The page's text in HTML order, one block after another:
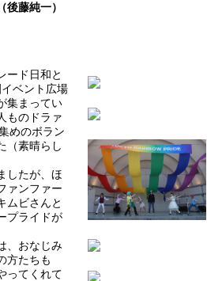
藤純一）
ード日和と
ベント広場
集まってい
ものドラァ
めのボラン
（素晴らし
したが、ほ
ァンファー
ムビさんと
プライドが
、おなじみ
方たちも
ってくれて